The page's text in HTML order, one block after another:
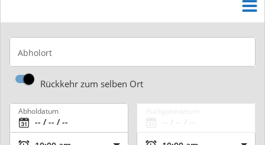
Abholort
Rückkehr zum selben Ort
Abholdatum